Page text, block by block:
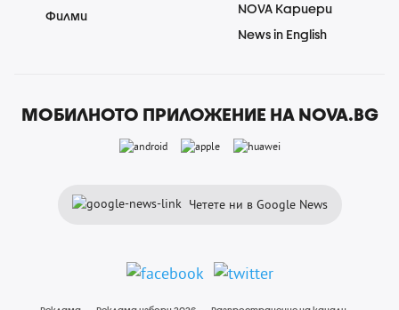
Филми
NOVA Кариери
News in English
МОБИЛНОТО ПРИЛОЖЕНИЕ НА NOVA.BG
Четете ни в Google News